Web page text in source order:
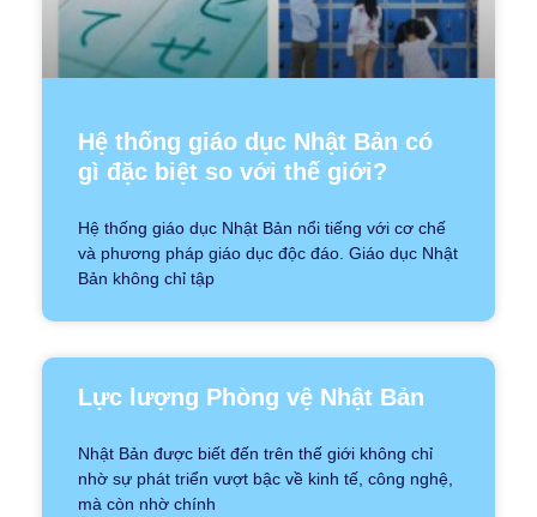
Hệ thống giáo dục Nhật Bản có
gì đặc biệt so với thế giới?
Hệ thống giáo dục Nhật Bản nổi tiếng với cơ chế
và phương pháp giáo dục độc đáo. Giáo dục Nhật
Bản không chỉ tập
Lực lượng Phòng vệ Nhật Bản
Nhật Bản được biết đến trên thế giới không chỉ
nhờ sự phát triển vượt bậc về kinh tế, công nghệ,
mà còn nhờ chính